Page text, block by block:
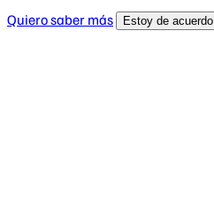
Quiero saber más
Estoy de acuerdo